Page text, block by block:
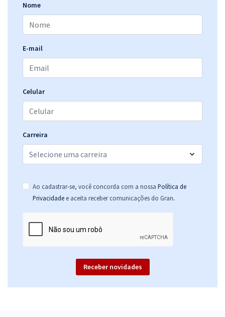
Nome
E-mail
Celular
Carreira
Ao cadastrar-se, você concorda com a nossa Política de
Privacidade e aceita receber comunicações do Gran.
Receber novidades